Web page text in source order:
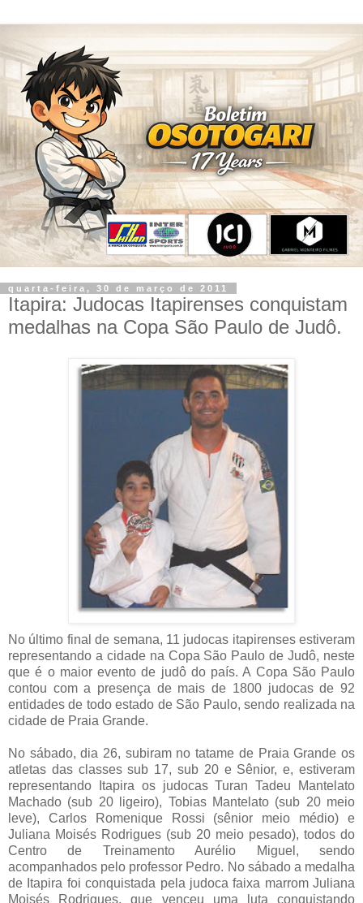
quarta-feira, 30 de março de 2011
Itapira: Judocas Itapirenses conquistam
medalhas na Copa São Paulo de Judô.
No último final de semana, 11 judocas itapirenses estiveram
representando a cidade na Copa São Paulo de Judô, neste
que é o maior evento de judô do país. A Copa São Paulo
contou com a presença de mais de 1800 judocas de 92
entidades de todo estado de São Paulo, sendo realizada na
cidade de Praia Grande.
No sábado, dia 26, subiram no tatame de Praia Grande os
atletas das classes sub 17, sub 20 e Sênior, e, estiveram
representando Itapira os judocas Turan Tadeu Mantelato
Machado (sub 20 ligeiro), Tobias Mantelato (sub 20 meio
leve), Carlos Romenique Rossi (sênior meio médio) e
Juliana Moisés Rodrigues (sub 20 meio pesado), todos do
Centro de Treinamento Aurélio Miguel, sendo
acompanhados pelo professor Pedro. No sábado a medalha
de Itapira foi conquistada pela judoca faixa marrom Juliana
Moisés Rodrigues, que venceu uma luta conquistando